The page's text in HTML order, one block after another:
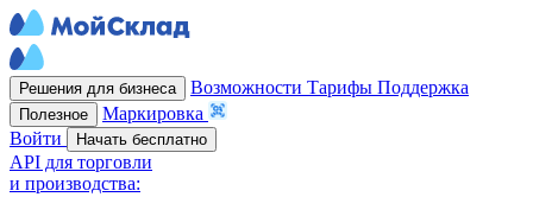
Решения для бизнеса Возможности Тарифы Поддержка
Полезное
Маркировка
Войти
Начать бесплатно
API для торговли
и производства: